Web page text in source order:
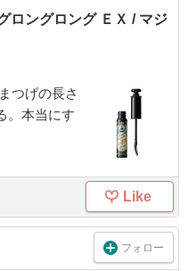
ロングロング ＥＸ / マジ
つげの長さ
。本当にす
Like
フォロー